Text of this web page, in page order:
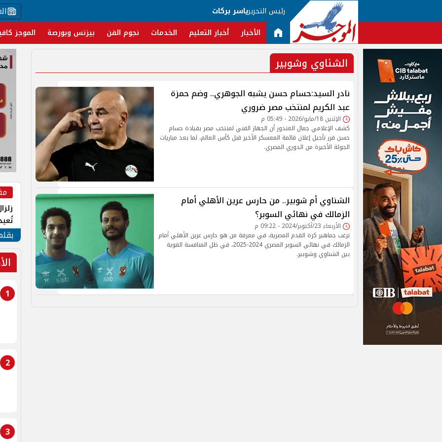
رئيس التحريرياسر بركات
الأخبار أخبار التعليم الخدمات نجوم الفن بيزنس وبورصة الموجز
الشناوي وشوبير
نادر السيد:حسام حسن يشبه الجوهري.. وضم حمزة
عبد الكريم لمنتخب مصر ضروري
الإثنين 18/مايو/2026 - 05:49 م
كشف الإعلامي جمال الغندور أن الجهاز الفني لمنتخب مصر بقيادة حسام
حسن قرر تأجيل إعلان قائمة المعسكر الأخير قبل كأس العالم، لما بعد مباريات
الجولة الأخيرة من الدوري المصري.
الشناوي أم شوبير.. من حارس عرين الأهلي أمام
الزمالك في نهائي السوبر؟
الأربعاء 23/أكتوبر/2024 - 09:22 م
ترغب جماهير كرة القدم المصرية، في معرفة من هو حارس عرين الأهلي أمام
الزمالك في نهائي السوبر المصري 2024-2025، في ظل المنافسة القوية
بين الشناوي وشوبير.
1
2
3